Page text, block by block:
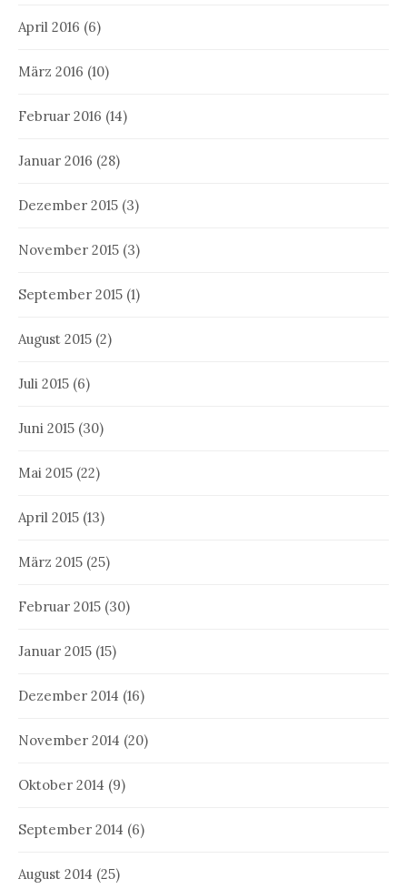
April 2016 (6)
März 2016 (10)
Februar 2016 (14)
Januar 2016 (28)
Dezember 2015 (3)
November 2015 (3)
September 2015 (1)
August 2015 (2)
Juli 2015 (6)
Juni 2015 (30)
Mai 2015 (22)
April 2015 (13)
März 2015 (25)
Februar 2015 (30)
Januar 2015 (15)
Dezember 2014 (16)
November 2014 (20)
Oktober 2014 (9)
September 2014 (6)
August 2014 (25)